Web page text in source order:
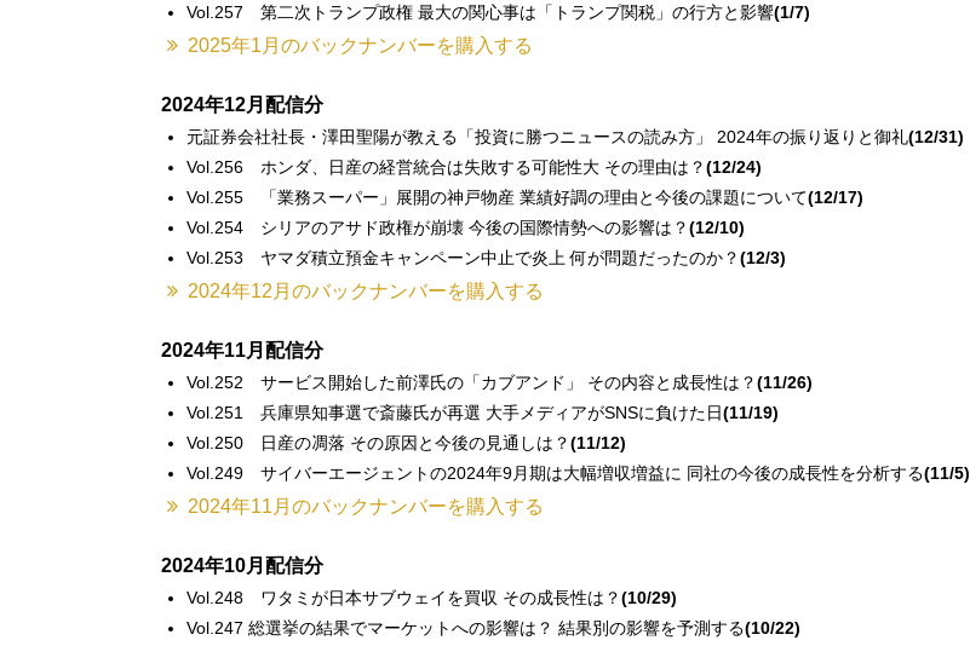
Vol.257 第二次トランプ政権 最大の関心事は「トランプ関税」の行方と影響(1/7)
2025年1月のバックナンバーを購入する
2024年12月配信分
元証券会社社長・澤田聖陽が教える「投資に勝つニュースの読み方」 2024年の振り返りと御礼(12/31)
Vol.256 ホンダ、日産の経営統合は失敗する可能性大 その理由は？(12/24)
Vol.255 「業務スーパー」展開の神戸物産 業績好調の理由と今後の課題について(12/17)
Vol.254 シリアのアサド政権が崩壊 今後の国際情勢への影響は？(12/10)
Vol.253 ヤマダ積立預金キャンペーン中止で炎上 何が問題だったのか？(12/3)
2024年12月のバックナンバーを購入する
2024年11月配信分
Vol.252 サービス開始した前澤氏の「カブアンド」 その内容と成長性は？(11/26)
Vol.251 兵庫県知事選で斎藤氏が再選 大手メディアがSNSに負けた日(11/19)
Vol.250 日産の凋落 その原因と今後の見通しは？(11/12)
Vol.249 サイバーエージェントの2024年9月期は大幅増収増益に 同社の今後の成長性を分析する(11/5)
2024年11月のバックナンバーを購入する
2024年10月配信分
Vol.248 ワタミが日本サブウェイを買収 その成長性は？(10/29)
Vol.247 総選挙の結果でマーケットへの影響は？ 結果別の影響を予測する(10/22)